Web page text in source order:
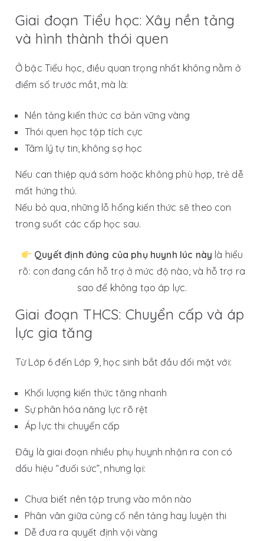
Giai đoạn Tiểu học: Xây nền tảng
và hình thành thói quen
Ở bậc Tiểu học, điều quan trọng nhất không nằm ở
điểm số trước mắt, mà là:
Nền tảng kiến thức cơ bản vững vàng
Thói quen học tập tích cực
Tâm lý tự tin, không sợ học
Nếu can thiệp quá sớm hoặc không phù hợp, trẻ dễ
mất hứng thú.
Nếu bỏ qua, những lỗ hổng kiến thức sẽ theo con
trong suốt các cấp học sau.
Quyết định đúng của phụ huynh lúc này là hiểu
rõ: con đang cần hỗ trợ ở mức độ nào, và hỗ trợ ra
sao để không tạo áp lực.
Giai đoạn THCS: Chuyển cấp và áp
lực gia tăng
Từ Lớp 6 đến Lớp 9, học sinh bắt đầu đối mặt với:
Khối lượng kiến thức tăng nhanh
Sự phân hóa năng lực rõ rệt
Áp lực thi chuyển cấp
Đây là giai đoạn nhiều phụ huynh nhận ra con có
dấu hiệu “đuối sức”, nhưng lại:
Chưa biết nên tập trung vào môn nào
Phân vân giữa củng cố nền tảng hay luyện thi
Dễ đưa ra quyết định vội vàng